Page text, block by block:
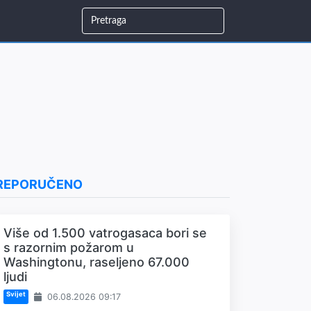
Više od 1.500 vatrogasaca bori se
s razornim požarom u
Washingtonu, raseljeno 67.000
ljudi
Svijet 06.08.2026 09:17